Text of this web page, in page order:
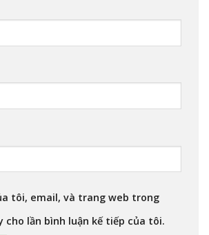
tôi, email, và trang web trong
cho lần bình luận kế tiếp của tôi.